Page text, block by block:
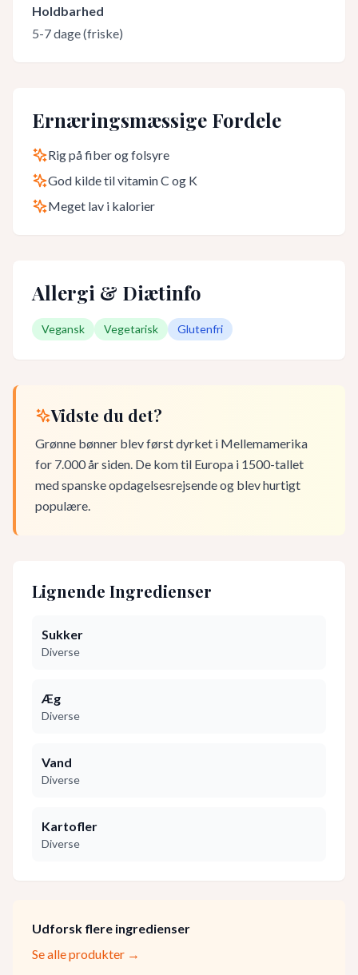
Holdbarhed
5-7 dage (friske)
Ernæringsmæssige Fordele
Rig på fiber og folsyre
God kilde til vitamin C og K
Meget lav i kalorier
Allergi & Diætinfo
Vegansk Vegetarisk Glutenfri
Vidste du det?
Grønne bønner blev først dyrket i Mellemamerika
for 7.000 år siden. De kom til Europa i 1500-tallet
med spanske opdagelsesrejsende og blev hurtigt
populære.
Lignende Ingredienser
Sukker
Diverse
Æg
Diverse
Vand
Diverse
Kartofler
Diverse
Udforsk flere ingredienser
Se alle produkter →